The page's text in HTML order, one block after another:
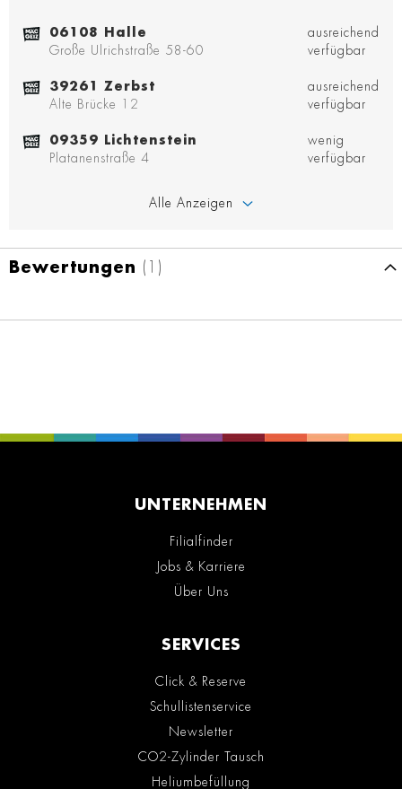
06108 Halle
Große Ulrichstraße 58-60
ausreichend
verfügbar
39261 Zerbst
Alte Brücke 12
ausreichend
verfügbar
09359 Lichtenstein
Platanenstraße 4
wenig
verfügbar
Alle Anzeigen
Bewertungen
UNTERNEHMEN
Filialfinder
Jobs & Karriere
Über Uns
SERVICES
Click & Reserve
Schullistenservice
Newsletter
CO2-Zylinder Tausch
Heliumbefüllung